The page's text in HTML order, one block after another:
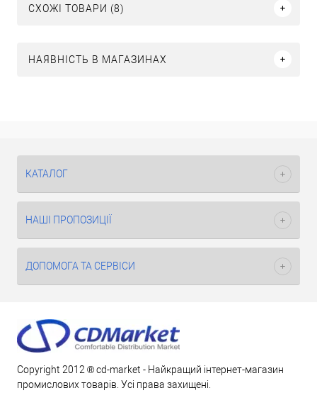
СХОЖІ ТОВАРИ (8)
НАЯВНІСТЬ В МАГАЗИНАХ
КАТАЛОГ
НАШІ ПРОПОЗИЦІЇ
ДОПОМОГА ТА СЕРВІСИ
Copyright 2012 ® cd-market - Найкращий інтернет-магазин
промислових товарів. Усі права захищені.